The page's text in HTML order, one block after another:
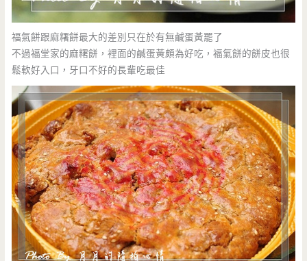
福氣餅跟麻糬餅最大的差別只在於有無鹹蛋黃罷了
不過福堂家的麻糬餅，裡面的鹹蛋黃頗為好吃，福氣餅的餅皮也很
鬆軟好入口，牙口不好的長輩吃最佳